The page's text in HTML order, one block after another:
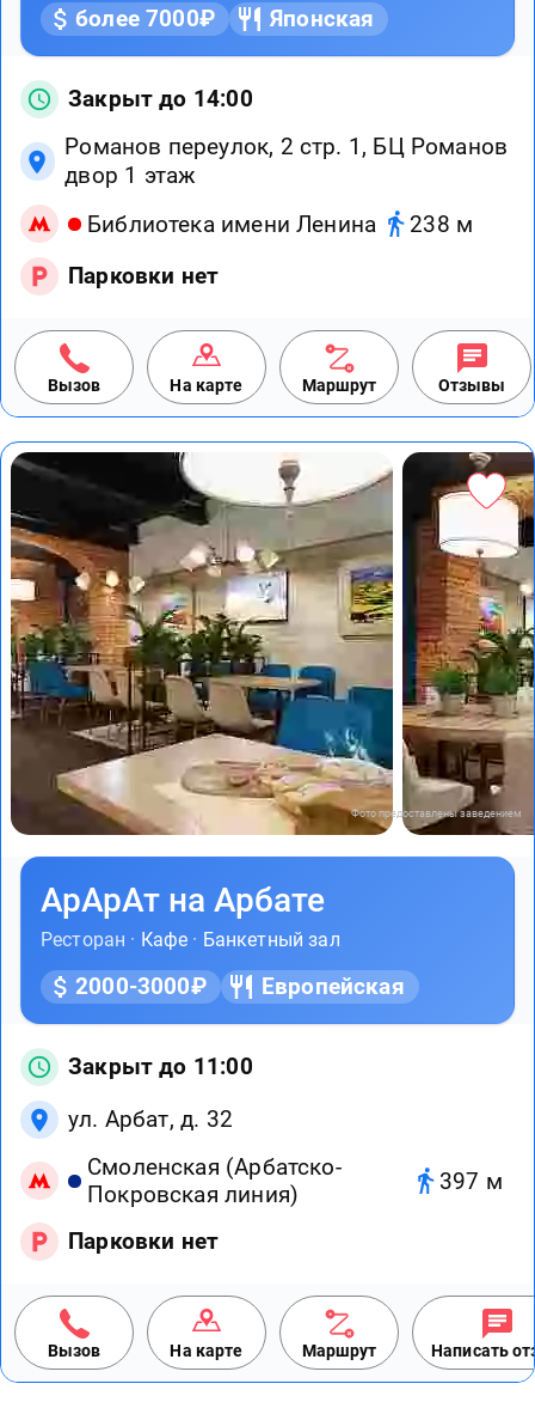
более 7000₽ Японская
Закрыт до 14:00
Романов переулок, 2 стр. 1, БЦ Романов
двор 1 этаж
Библиотека имени Ленина
238 м
Парковки нет
Вызов На карте Маршрут Отзывы
Фото предоставлены заведением
АрАрАт на Арбате
Ресторан · Кафе · Банкетный зал
2000-3000₽ Европейская
Закрыт до 11:00
ул. Арбат, д. 32
Смоленская (Арбатско-
Покровская линия)
397 м
Парковки нет
Вызов На карте Маршрут Написать